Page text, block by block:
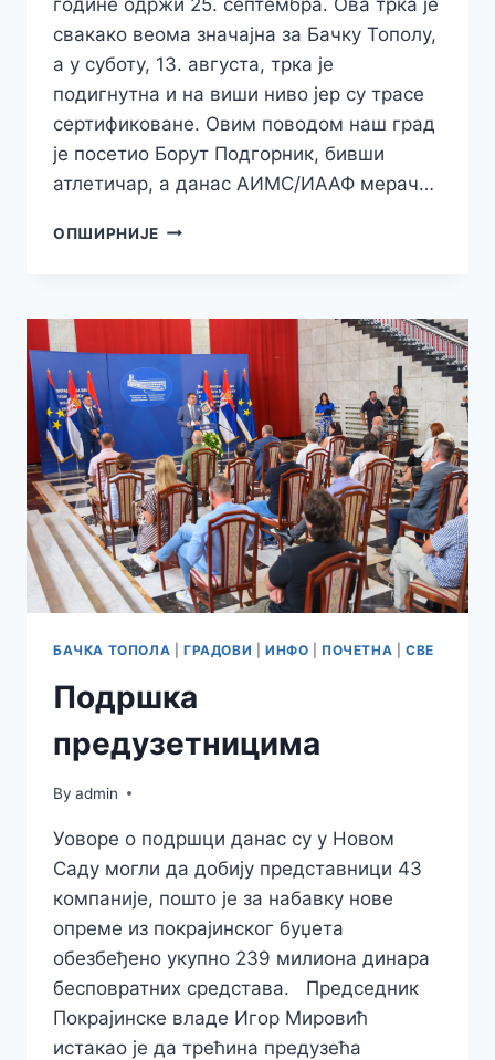
свакако веома значајна за Бачку Тополу,
а у суботу, 13. августа, трка је
подигнутна и на виши ниво јер су трасе
сертификоване. Овим поводом наш град
је посетио Борут Подгорник, бивши
атлетичар, а данас АИМС/ИААФ мерач…
ОПШИРНИЈЕ СЕРТИФИКОВАЊЕ
МЕМОРИРАЈЛНУ
ТРКУ
ПАЛ
СКЕНДЕРОВИЋ
БАЧКА ТОПОЛА ГРАДОВИ ИНФО ПОЧЕТНА |СВЕ
Подршка
предузетницима
By admin
Уоворе о подршци данас су у Новом
Саду могли да добију представници 43
компаније, пошто је за набавку нове
опреме из покрајинског буџета
обезбеђено укупно 239 милиона динара
бесповратних средстава. Председник
Покрајинске владе Игор Мировић
истакао је да трећина предузећа